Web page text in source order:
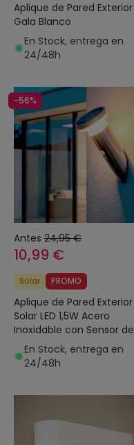
Aplique de Pared Exterior
Gala Blanco
En Stock, entrega en
24/48h
-56%
Antes 24,95 €
10,99 €
Solar PROMO
Aplique de Pared Exterior
Solar LED 1,5W Acero
Inoxidable con Sensor de
Movimiento Basil
En Stock, entrega en
24/48h